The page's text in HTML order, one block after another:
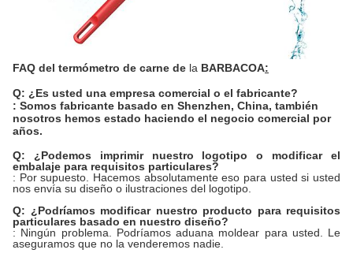
FAQ del termómetro de carne de la BARBACOA:
Q: ¿Es usted una empresa comercial o el fabricante?
: Somos fabricante basado en Shenzhen, China, también
nosotros hemos estado haciendo el negocio comercial por
años.
Q: ¿Podemos imprimir nuestro logotipo o modificar el
embalaje para requisitos particulares?
: Por supuesto. Hacemos absolutamente eso para usted si usted
nos envía su diseño o ilustraciones del logotipo.
Q: ¿Podríamos modificar nuestro producto para requisitos
particulares basado en nuestro diseño?
: Ningún problema. Podríamos aduana moldear para usted. Le
aseguramos que no la venderemos nadie.